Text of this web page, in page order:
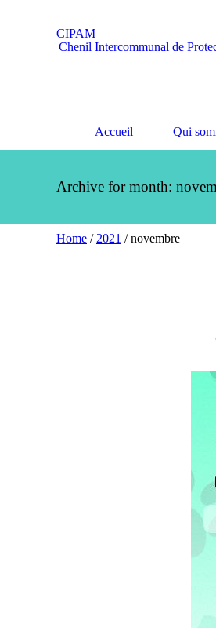
CIPAM
Chenil Intercommunal de
Accueil Qui
Archive for month:
Home / 2021 /novembre